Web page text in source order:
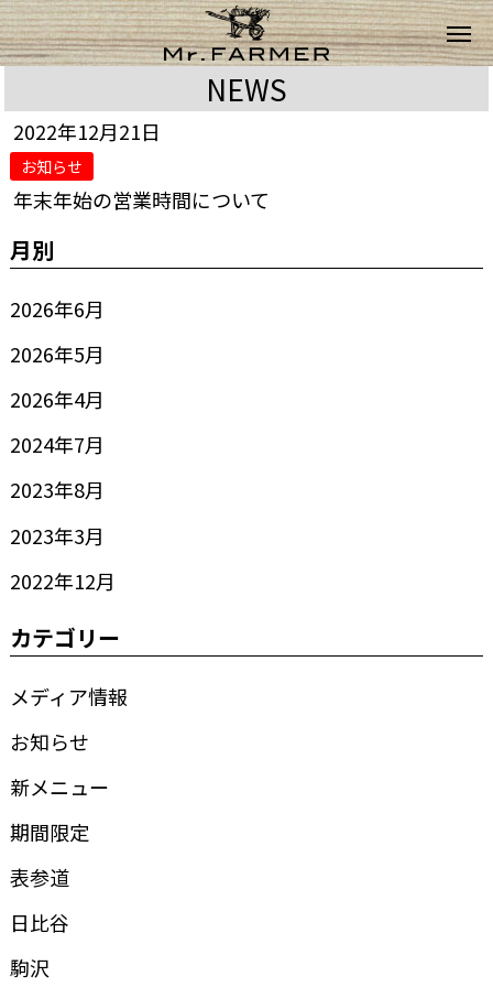
NEWS
2022年12月21日
お知らせ
年末年始の営業時間について
月別
2026年6月
2026年5月
2026年4月
2024年7月
2023年8月
2023年3月
2022年12月
カテゴリー
メディア情報
お知らせ
新メニュー
期間限定
表参道
日比谷
駒沢